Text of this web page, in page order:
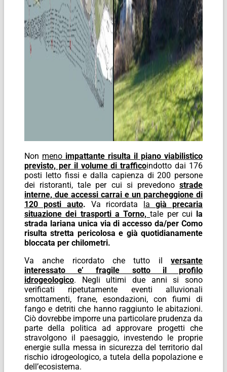
Non meno impattante risulta il piano viabilistico
previsto, per il volume di trafficoindotto dai 176
posti letto fissi e dalla capienza di 200 persone
dei ristoranti, tale per cui si prevedono strade
interne, due accessi carrai e un parcheggione di
120 posti auto. Va ricordata lagià precaria
situazione dei trasporti a Torno,tale per cui la
strada lariana unica via di accesso da/per Como
risulta stretta pericolosa e già quotidianamente
bloccata per chilometri.
Va anche ricordato che tutto il versante
interessato e’ fragile sotto il profilo
idrogeologico. Negli ultimi due anni si sono
verificati ripetutamente eventi alluvionali
smottamenti, frane, esondazioni, con fiumi di
fango e detriti che hanno raggiunto le abitazioni.
Ciò dovrebbe imporre una particolare prudenza da
parte della politica ad approvare progetti che
stravolgono il paesaggio, investendo le proprie
energie sulla messa in sicurezza del territorio dal
rischio idrogeologico, a tutela della popolazione e
dell’ecosistema.